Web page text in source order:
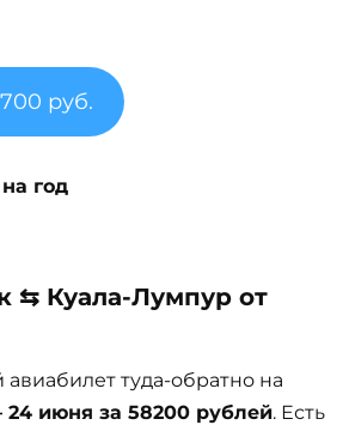
руб.
год
⇆ Куала-Лумпур от
туда-обратно на
июня за 58200 рублей. Есть